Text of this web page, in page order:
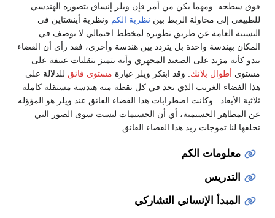
فوق سطحه. ومهما يكن من أمر فإن ويلر إنساق بتصوره الهندسي
للطبيعي إلى محاولة الربط بين نظرية الكم ونظرية أينشتاين في
النسبية العامة عن طريق تطويره لمخطط احتمالي لا يوصف في
المكان بهندسة واحدة بل يتردد بين هندسة وأخرى، فقد رأى أن الفضاء
يبدو كأنه مزبد على الصعيد المجهري وأنه يتميز بتقلبات عنيفة على
مستوى أطوال بلانك . وقد ابتكر ويلر عبارة مستوى فائق للدلالة على
هذا الفضاء الغريب الذي نجد في كل نقطة منه هندسة مستقلة كاملة
ثلاثية الأبعاد . وكانت اضطرابات هذا الفضاء الفائق عند ويلر هو المؤؤله
عن المظاهر الجسيمية، أي أن الجسيمات ليست سوى الصور التي
تخلقها لنا تموجات زبد هذا الفضاء الفائق .
معلومات الكم
التدريس
المبدأ الإنساني التشاركي